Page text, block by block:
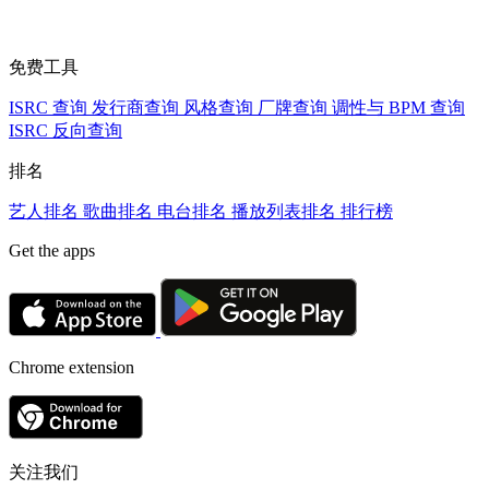
免费工具
ISRC 查询 发行商查询 风格查询 厂牌查询 调性与 BPM 查询
ISRC 反向查询
排名
艺人排名 歌曲排名 电台排名 播放列表排名 排行榜
Get the apps
Chrome extension
关注我们